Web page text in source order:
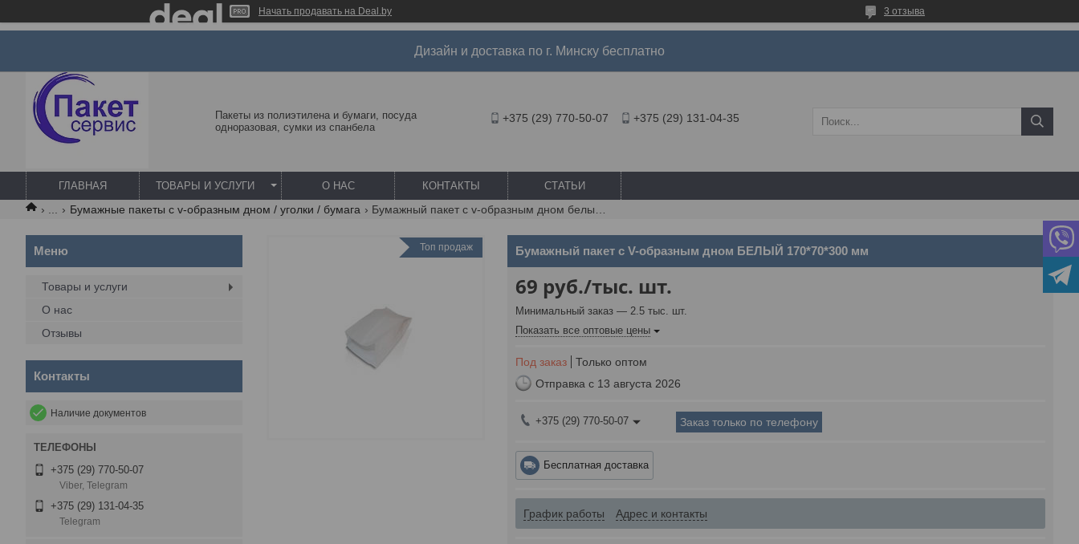
Начать продавать на Deal.by 3 отзыва
Дизайн и доставка по г. Минску бесплатно
Пакеты из полиэтилена и бумаги, посуда
одноразовая, сумки из спанбела
+375 (29) 770-50-07 +375 (29) 131-04-35
ГЛАВНАЯ ТОВАРЫ И УСЛУГИ О НАС КОНТАКТЫ СТАТЬИ
Бумажные пакеты с v-образным дном / уголки / бумага
Топ продаж Бумажный пакет с V-образным дном БЕЛЫЙ 170*70*300 мм
69 руб./тыс. шт.
Минимальный заказ — 2.5 тыс. шт.
Показать все оптовые цены
Под заказ
Только оптом
Отправка с 13 августа 2026
+375 (29) 770-50-07 Заказ только по телефону
Бесплатная доставка
График работы Адрес и контакты
Товары и услуги
О нас
Отзывы
Контакты
Наличие документов
+375 (29) 770-50-07
Viber, Telegram
+375 (29) 131-04-35
Telegram